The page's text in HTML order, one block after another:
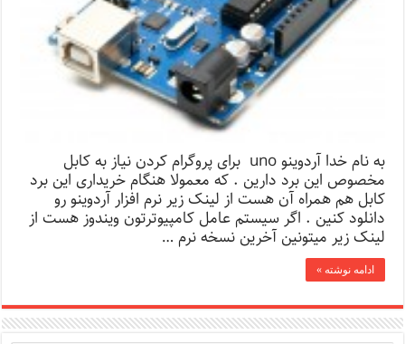
به نام خدا آردوینو uno برای پروگرام کردن نیاز به کابل
مخصوص این برد دارین . که معمولا هنگام خریداری این برد
کابل هم همراه آن هست از لینک زیر نرم افزار آردوینو رو
دانلود کنین . اگر سیستم عامل کامپیوترتون ویندوز هست از
لینک زیر میتونین آخرین نسخه نرم …
ادامه نوشته »